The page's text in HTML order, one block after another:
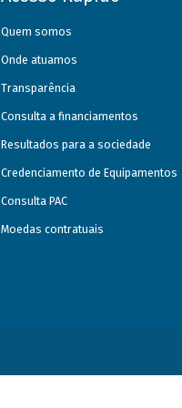
Quem somos
Onde atuamos
Transparência
Consulta a financiamentos
Resultados para a sociedade
Credenciamento de Equipamentos
Consulta PAC
Moedas contratuais